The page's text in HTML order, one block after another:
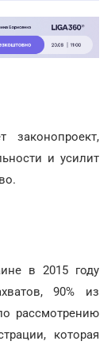
законопроект,
и усилит
в 2015 году
90% из
рассмотрению
которая